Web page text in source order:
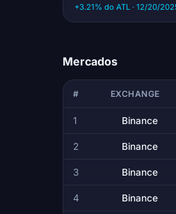
+3.21% do ATL · 12/20/
Mercados
# EXCHANGE
1 Binance
2 Binance
3 Binance
4 Binance